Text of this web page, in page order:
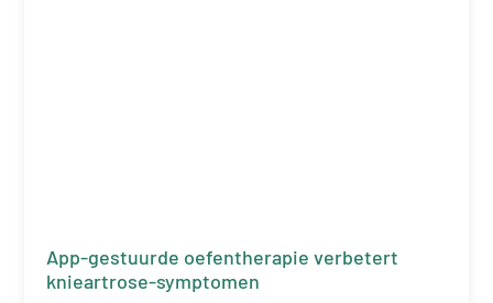
App-gestuurde oefentherapie verbetert
knieartrose-symptomen